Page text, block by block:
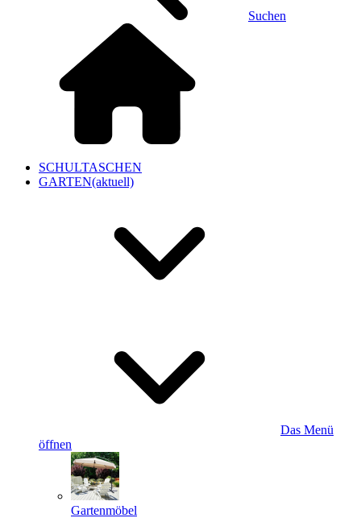
Suchen
SCHULTASCHEN
GARTEN(aktuell)
Das Menü
öffnen
Gartenmöbel